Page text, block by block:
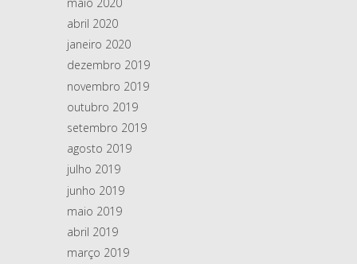
abril 2020
janeiro 2020
dezembro 2019
novembro 2019
outubro 2019
setembro 2019
agosto 2019
julho 2019
junho 2019
maio 2019
abril 2019
março 2019